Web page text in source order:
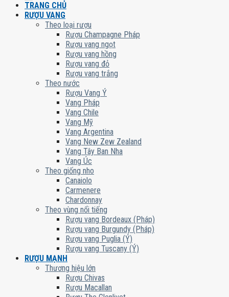
TRANG CHỦ
RƯỢU VANG
Theo loại rượu
Rượu Champagne Pháp
Rượu vang ngọt
Rượu vang hồng
Rượu vang đỏ
Rượu vang trắng
Theo nước
Rượu Vang Ý
Vang Pháp
Vang Chile
Vang Mỹ
Vang Argentina
Vang New Zew Zealand
Vang Tây Ban Nha
Vang Úc
Theo giống nho
Canaiolo
Carmenere
Chardonnay
Theo vùng nổi tiếng
Rượu vang Bordeaux (Pháp)
Rượu vang Burgundy (Pháp)
Rượu vang Puglia (Ý)
Rượu vang Tuscany (Ý)
RƯỢU MẠNH
Thương hiệu lớn
Rượu Chivas
Rượu Macallan